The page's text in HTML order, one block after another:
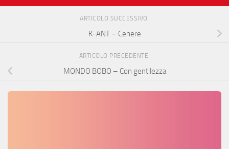
ARTICOLO SUCCESSIVO
K-ANT – Cenere
ARTICOLO PRECEDENTE
MONDO BOBO – Con gentilezza